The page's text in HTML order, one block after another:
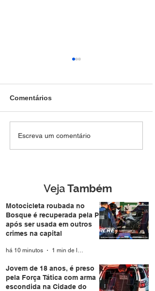
Jovem de 18 anos, é
Comentários
Escreva um comentário
VejaTambém
Motocicleta roubada no
Bosque é recuperada pela PM
após ser usada em outros
crimes na capital
há 10 minutos 1 min de leitura
Jovem de 18 anos, é preso
pela Força Tática com arma
escondida na Cidade do